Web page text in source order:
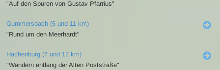
"Auf den Spuren von Gustav Pfarrius"
Gummersbach (5 und 11 km)
"Rund um den Meerhardt"
Hachenburg (7 und 12 km)
"Wandern entlang der Alten Poststraße"